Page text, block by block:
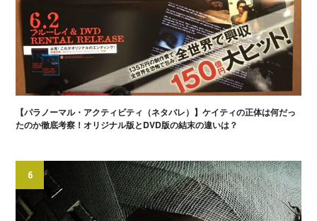
【パラノーマル・アクティビティ（ネタバレ）】ケイティの正体は何だっ
たのか徹底考察！オリジナル版とDVD版の結末の違いは？
6